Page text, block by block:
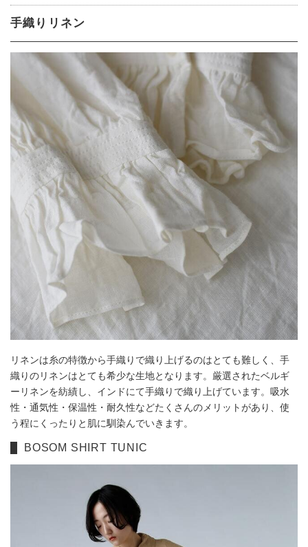
手織りリネン
リネンは糸の特徴から手織りで織り上げるのはとても難しく、手
織りのリネンはとても希少な生地となります。厳選されたベルギ
ーリネンを紡績し、インドにて手織りで織り上げています。吸水
性・通気性・保温性・耐久性などたくさんのメリットがあり、使
う程にくったりと肌に馴染んでいきます。
BOSOM SHIRT TUNIC